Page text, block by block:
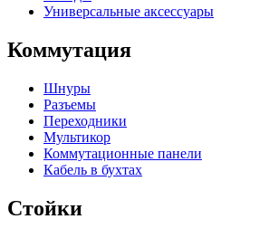
Универсальные аксессуары
Коммутация
Шнуры
Разъемы
Переходники
Мультикор
Коммутационные панели
Кабель в бухтах
Стойки